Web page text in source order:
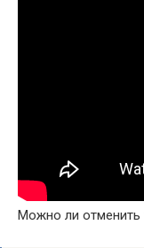
Можно ли отменить